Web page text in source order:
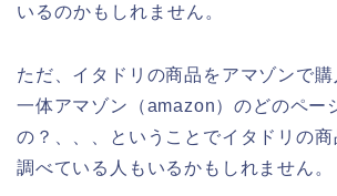
いるのかもしれません。
ただ、イタドリの商品をアマゾンで購
一体アマゾン（amazon）のどのペー
の？、、、ということでイタドリの
調べている人もいるかもしれません。